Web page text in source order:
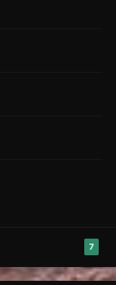
7